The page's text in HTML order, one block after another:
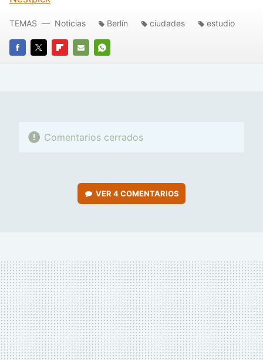
FACEBOOK
TWITTERFLIPBOARD
E-
WHATSAPP
TEMAS Noticias Berlín ciudades estudio
Comentarios cerrados
VER 4 COMENTARIOS